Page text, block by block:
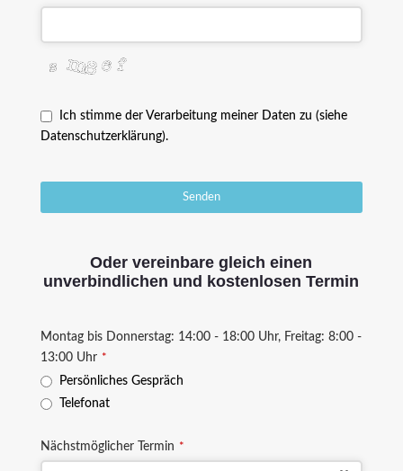
Ich stimme der Verarbeitung meiner Daten zu (siehe
Datenschutzerklärung).
Senden
i
e
l
d
h
o
Oder vereinbare gleich einen
unverbindlichen und kostenlosen Termin
Montag bis Donnerstag: 14:00 - 18:00 Uhr, Freitag: 8:00 -
13:00 Uhr *
Persönliches Gespräch
Telefonat
Nächstmöglicher Termin *